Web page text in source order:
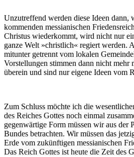
Unzutreffend werden diese Ideen dann,
kommenden messianischen
Christus wiederkommt, wird nicht nur
ganze Welt »christlich« regiert werden.
mitunter getrennt vom lokalen
Vorstellungen stimmen dann nicht
überein und sind nur eigene Ideen vom
Zum Schluss möchte ich die
des Reiches Gottes noch einmal
gegenwärtige Form müssen wir aus der
Bundes betrachten. Wir müssen das
Erde vom zukünftigen messianischen
Das Reich Gottes ist heute die Zeit des